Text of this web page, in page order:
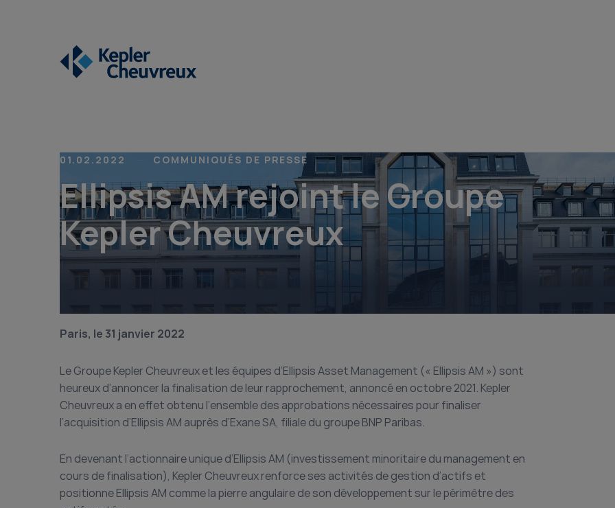
01.02.2022 COMMUNIQUÉS DE PRESSE
Ellipsis AM rejoint le Groupe
Kepler Cheuvreux
Paris, le 31 janvier 2022
Le Groupe Kepler Cheuvreux et les équipes d’Ellipsis Asset Management (« Ellipsis AM ») sont
heureux d’annoncer la finalisation de leur rapprochement, annoncé en octobre 2021. Kepler
Cheuvreux a en effet obtenu l’ensemble des approbations nécessaires pour finaliser
l’acquisition d’Ellipsis AM auprès d’Exane SA, filiale du groupe BNP Paribas.
En devenant l’actionnaire unique d’Ellipsis AM (investissement minoritaire du management en
cours de finalisation), Kepler Cheuvreux renforce ses activités de gestion d’actifs et
positionne Ellipsis AM comme la pierre angulaire de son développement sur le périmètre des